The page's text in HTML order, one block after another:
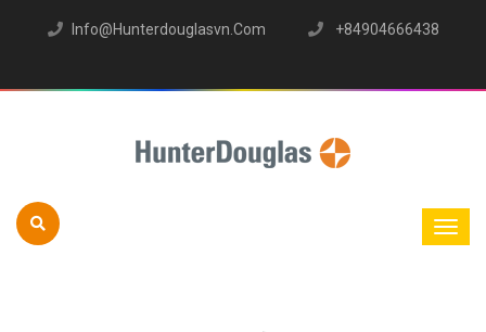
Info@hunterdouglasvn.com +84904666438